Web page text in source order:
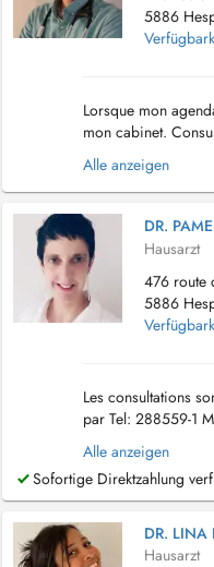
5886
Lorsque mon
mon cabinet.
l'ordre d'arrivée
Alle anzeigen
DR.
Hausarzt
476 route
5886
Les consultations
par Tel: 288559-1
médecine générale
Alle anzeigen
Sofortige Direktzahlung
DR. LINA
Hausarzt